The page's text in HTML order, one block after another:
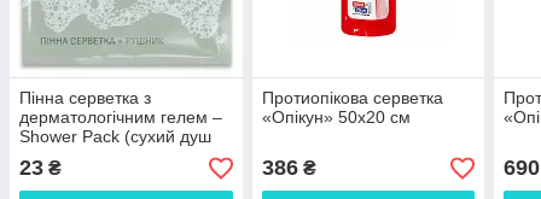
Пінна серветка з
дерматологічним гелем –
Shower Pack (сухий душ
для рук або ніг)
23 ₴
Протиопікова серветка
«Опікун» 50х20 см
386₴ 690